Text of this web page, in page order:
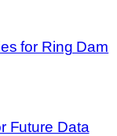
for Ring Dam
Future Data